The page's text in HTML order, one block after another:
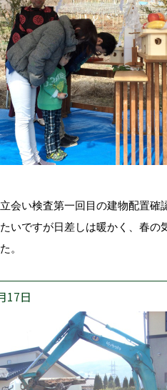
会い検査第一回目の建物配置確
いですが日差しは暖かく、春の
。
17日